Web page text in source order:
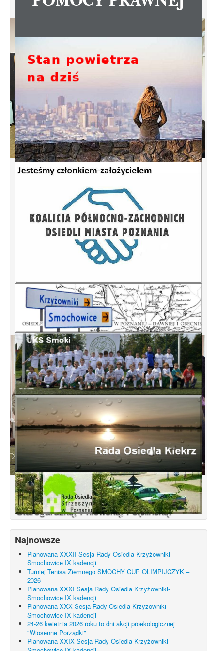
Spotkanie informacyjne w sprawie
budowy ulic Łebska, Łagowska,
Kociewska, Żukowska
Konsultacje dotyczące terenu
Smochowice Południe w rejonie ulic
położonych pomiędzy Wejherowską,
Starogardzką, Pniewską, Pelplińską.
Najnowsze
Planowana XXXII Sesja Rady Osiedla Krzyżowniki-
Smochowice IX kadencji
Turniej Tenisa Ziemnego SMOCHY CUP OLIMPIJCZYK –
2026
Planowana XXXI Sesja Rady Osiedla Krzyżowniki-
Smochowice IX kadencji
Planowana XXX Sesja Rady Osiedla Krzyżowniki-
Smochowice IX kadencji
24-26 kwietnia 2026 roku to dni akcji proekologicznej
"Wiosenne Porządki"
Planowana XXIX Sesja Rady Osiedla Krzyżowniki-